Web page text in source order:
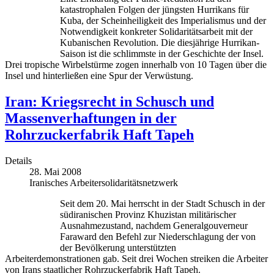
katastrophalen Folgen der jüngsten Hurrikans für
Kuba, der Scheinheiligkeit des Imperialismus und der
Notwendigkeit konkreter Solidaritätsarbeit mit der
Kubanischen Revolution. Die diesjährige Hurrikan-
Saison ist die schlimmste in der Geschichte der Insel.
Drei tropische Wirbelstürme zogen innerhalb von 10 Tagen über die
Insel und hinterließen eine Spur der Verwüstung.
Iran: Kriegsrecht in Schusch und
Massenverhaftungen in der
Rohrzuckerfabrik Haft Tapeh
Details
28. Mai 2008
Iranisches Arbeitersolidaritätsnetzwerk
Seit dem 20. Mai herrscht in der Stadt Schusch in der
südiranischen Provinz Khuzistan militärischer
Ausnahmezustand, nachdem Generalgouverneur
Faraward den Befehl zur Niederschlagung der von
der Bevölkerung unterstützten
Arbeiterdemonstrationen gab. Seit drei Wochen streiken die Arbeiter
von Irans staatlicher Rohrzuckerfabrik Haft Tapeh.